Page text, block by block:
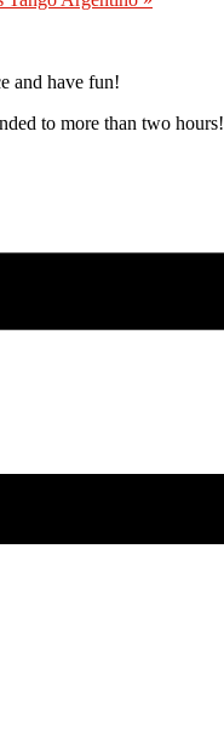
and have fun!
to more than two hours!